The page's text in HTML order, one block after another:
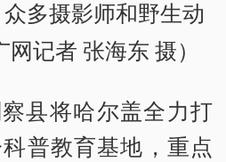
多摄影师和野生动
记者 张海东 摄）
县将哈尔盖全力打
普教育基地，重点